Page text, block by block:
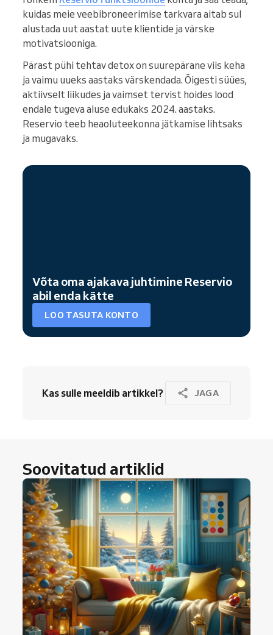
kuidas meie veebibroneerimise tarkvara aitab sul
alustada uut aastat uute klientide ja värske
motivatsiooniga.
Pärast pühi tehtav detox on suurepärane viis keha
ja vaimu uueks aastaks värskendada. Õigesti süües,
aktiivselt liikudes ja vaimset tervist hoides lood
endale tugeva aluse edukaks 2024. aastaks.
Reservio teeb heaoluteekonna jätkamise lihtsaks
ja mugavaks.
Võta oma ajakava juhtimine Reservio
abil enda kätte
LOO TASUTA KONTO
Kas sulle meeldib artikkel? JAGA
Soovitatud artiklid